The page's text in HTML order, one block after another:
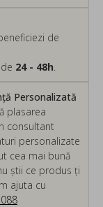
Personalizată
plasarea
consultant
personalizate
cea mai bună
știi ce produs ți
ajuta cu
de
24 - 48h